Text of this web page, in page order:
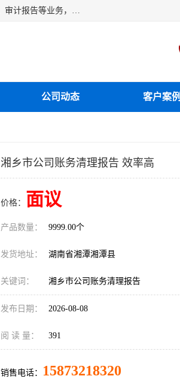
湘潭纳川会计服务有限公司主营从事：湘潭公司账务清理、湘潭公司注销、代理记账、公司变更、公司注册、审计报告等业务，公司设立有专门的代理注册部门，现有工商代办专员，部门经理从事工商代办多年，对各地区公司注册、公司变更、进出口业务等流程以及各行业公司注册、变更所需注意的细节都非常熟悉。
公司动态 客户案例
湘乡市公司账务清理报告 效率高
价格： 面议
产品数量： 9999.00个
发货地址： 湖南省湘潭湘潭县
关键词： 湘乡市公司账务清理报告
发布日期： 2026-08-08
阅 读 量： 391
销售电话： 15873218320